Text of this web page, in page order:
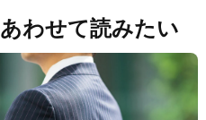
あわせて読みたい